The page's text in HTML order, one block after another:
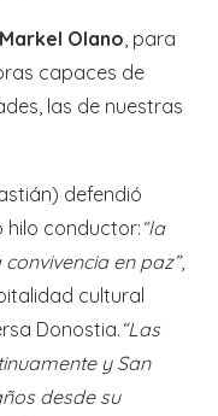
Markel Olano , para
capaces de
las de nuestras
defendió
hilo conductor: “la
en paz”,
cultural
Donostia. “Las
y San
desde su